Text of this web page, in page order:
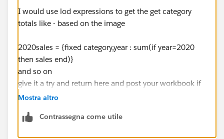
I would use lod expressions to get the get category
totals like - based on the image
2020sales = {fixed category,year : sum(if year=2020
then sales end)}
and so on
give it a try and return here and post your workbook if
there are questions
Mostra altro
Contrassegna come utile